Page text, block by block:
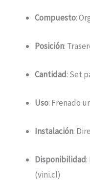
Compuesto:
Posición:
Cantidad: Set
Uso: Frenado
Instalación:
Disponibilidad:
(vini.cl)